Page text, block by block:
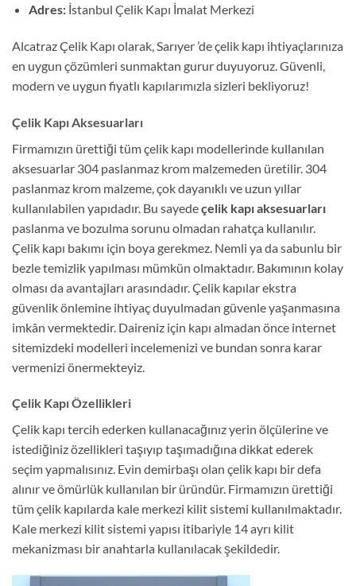
Adres:İstanbul Çelik Kapı İmalat Merkezi
Alcatraz Çelik Kapı olarak, Sarıyer ’de çelik kapı ihtiyaçlarınıza
en uygun çözümleri sunmaktan gurur duyuyoruz. Güvenli,
modern ve uygun fiyatlı kapılarımızla sizleri bekliyoruz!
Çelik Kapı Aksesuarları
Firmamızın ürettiği tüm çelik kapı modellerinde kullanılan
aksesuarlar 304 paslanmaz krom malzemeden üretilir. 304
paslanmaz krom malzeme, çok dayanıklı ve uzun yıllar
kullanılabilen yapıdadır. Bu sayedeçelik kapı aksesuarları
paslanma ve bozulma sorunu olmadan rahatça kullanılır.
Çelik kapı bakımı için boya gerekmez. Nemli ya da sabunlu bir
bezle temizlik yapılması mümkün olmaktadır. Bakımının kolay
olması da avantajları arasındadır. Çelik kapılar ekstra
güvenlik önlemine ihtiyaç duyulmadan güvenle yaşanmasına
imkân vermektedir. Daireniz için kapı almadan önce internet
sitemizdeki modelleri incelemenizi ve bundan sonra karar
vermenizi önermekteyiz.
Çelik Kapı Özellikleri
Çelik kapı tercih ederken kullanacağınız yerin ölçülerine ve
istediğiniz özellikleri taşıyıp taşımadığına dikkat ederek
seçim yapmalısınız. Evin demirbaşı olan çelik kapı bir defa
alınır ve ömürlük kullanılan bir üründür. Firmamızın ürettiği
tüm çelik kapılarda kale merkezi kilit sistemi kullanılmaktadır.
Kale merkezi kilit sistemi yapısı itibariyle 14 ayrı kilit
mekanizması bir anahtarla kullanılacak şekildedir.